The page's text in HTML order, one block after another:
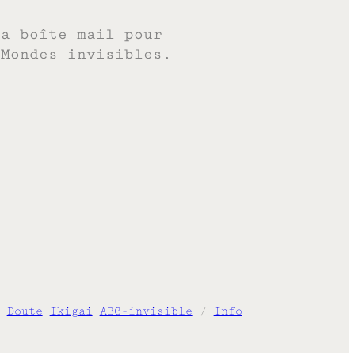
boîte mail pour
invisibles.
Doute Ikigai ABC-invisible / Info